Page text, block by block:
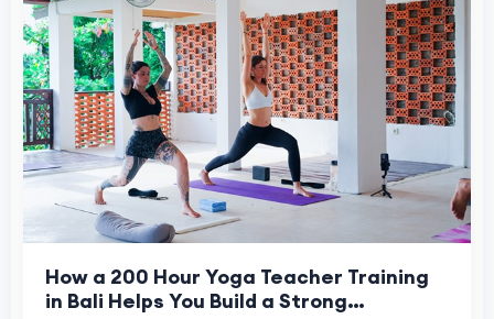
How a 200 Hour Yoga Teacher Training
in Bali Helps You Build a Strong